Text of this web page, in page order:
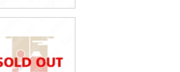
49,800円
(税込54,780円)